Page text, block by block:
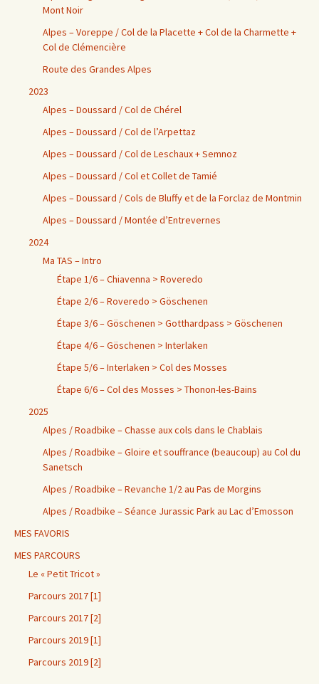
Mont Noir
Alpes – Voreppe / Col de la Placette + Col de la Charmette +
Col de Clémencière
Route des Grandes Alpes
2023
Alpes – Doussard / Col de Chérel
Alpes – Doussard / Col de l’Arpettaz
Alpes – Doussard / Col de Leschaux + Semnoz
Alpes – Doussard / Col et Collet de Tamié
Alpes – Doussard / Cols de Bluffy et de la Forclaz de Montmin
Alpes – Doussard / Montée d’Entrevernes
2024
Ma TAS – Intro
Étape 1/6 – Chiavenna > Roveredo
Étape 2/6 – Roveredo > Göschenen
Étape 3/6 – Göschenen > Gotthardpass > Göschenen
Étape 4/6 – Göschenen > Interlaken
Étape 5/6 – Interlaken > Col des Mosses
Étape 6/6 – Col des Mosses > Thonon-les-Bains
2025
Alpes / Roadbike – Chasse aux cols dans le Chablais
Alpes / Roadbike – Gloire et souffrance (beaucoup) au Col du
Sanetsch
Alpes / Roadbike – Revanche 1/2 au Pas de Morgins
Alpes / Roadbike – Séance Jurassic Park au Lac d’Emosson
MES FAVORIS
MES PARCOURS
Le « Petit Tricot »
Parcours 2017 [1]
Parcours 2017 [2]
Parcours 2019 [1]
Parcours 2019 [2]